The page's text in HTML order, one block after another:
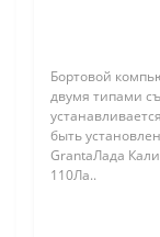
Бортовой
двумя типами
быть
GrantaЛада
110Ла..